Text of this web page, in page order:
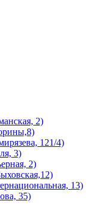
2)
121/4)
3)
2)
13)
35)